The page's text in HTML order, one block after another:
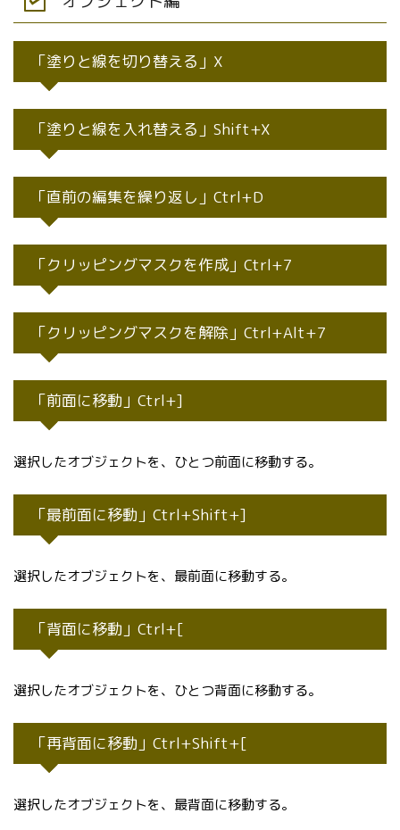
「塗りと線を切り替える」X
「塗りと線を入れ替える」Shift+X
「直前の編集を繰り返し」Ctrl+D
「クリッピングマスクを作成」Ctrl+7
「クリッピングマスクを解除」Ctrl+Alt+7
「前面に移動」Ctrl+]
選択したオブジェクトを、ひとつ前面に移動する。
「最前面に移動」Ctrl+Shift+]
選択したオブジェクトを、最前面に移動する。
「背面に移動」Ctrl+[
選択したオブジェクトを、ひとつ背面に移動する。
「再背面に移動」Ctrl+Shift+[
選択したオブジェクトを、最背面に移動する。